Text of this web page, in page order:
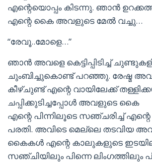
എന്റെയൊപ്പം കിടന്നു. ഞാന്‍
എന്റെ കൈ അവളുടെ മേല്‍ വച്ചു…
“രേവൂ..മോളെ…”
ഞാന്‍ അവളെ കെട്ടിപ്പിടിച്ച്
ചുംബിച്ചുകൊണ്ട് പറഞ്ഞു. രേഷ്മ
കീഴ്ചുണ്ട് എന്റെ വായിലേക്ക്
ചപ്പിക്കുടിച്ചപ്പോള്‍ അവളുടെ കൈ
എന്റെ പിന്നിലൂടെ സഞ്ചരിച്ച്
പരതി. അവിടെ മെല്ലെ തടവിയ
കൈകള്‍ എന്റെ കാലുകളുടെ
സഞ്ചിയിലും പിന്നെ ലിംഗത്തിലും